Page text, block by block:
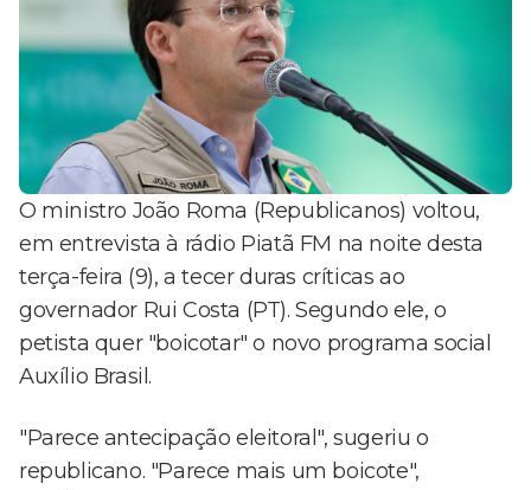
O ministro João Roma (Republicanos) voltou,
em entrevista à rádio Piatã FM na noite desta
terça-feira (9), a tecer duras críticas ao
governador Rui Costa (PT). Segundo ele, o
petista quer "boicotar" o novo programa social
Auxílio Brasil.
"Parece antecipação eleitoral", sugeriu o
republicano. "Parece mais um boicote",